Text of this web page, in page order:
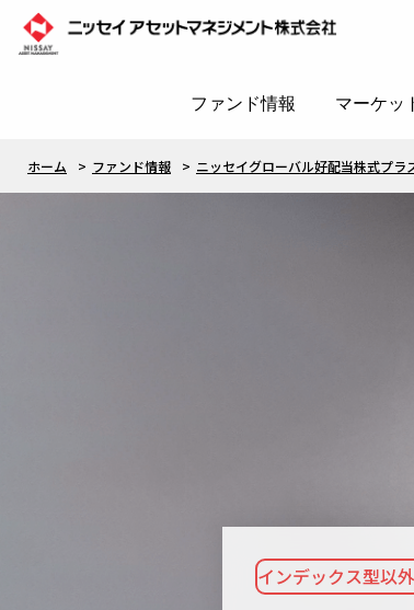
ファンド情報 マーケッ
ホーム ファンド情報 ニッセイグローバル好配当株式プラ
インデックス型以外